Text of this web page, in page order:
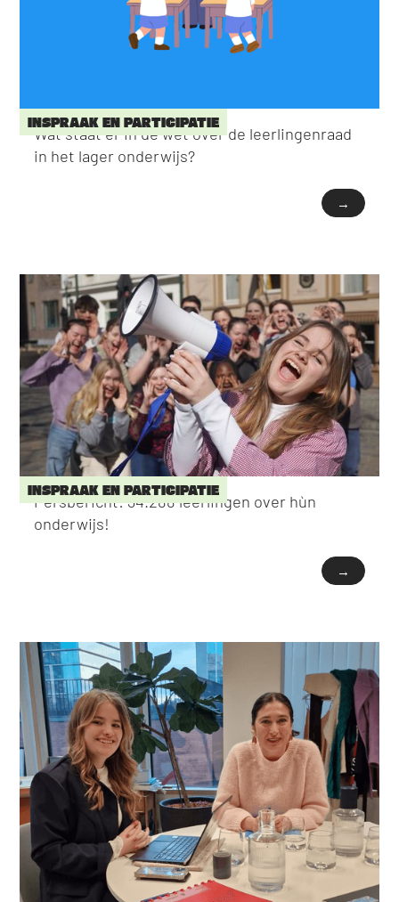
INSPRAAK EN PARTICIPATIE
Wat staat er in de wet over de leerlingenraad
in het lager onderwijs?
→
INSPRAAK EN PARTICIPATIE
Persbericht: 34.288 leerlingen over hùn
onderwijs!
→